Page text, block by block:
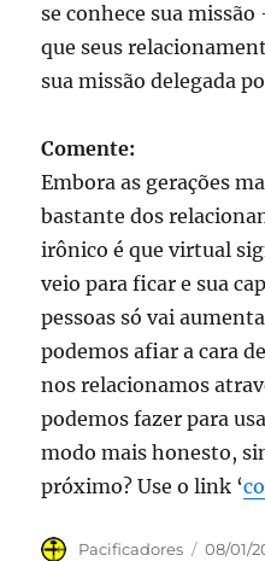
se conhece sua
que seus
sua missão delegada
Comente:
Embora as gerações
bastante dos
irônico é que virtual
veio para ficar e sua
pessoas só vai
podemos afiar a cara
nos relacionamos
podemos fazer para
modo mais honesto,
próximo? Use o link ‘
Autor
Pacificadores 08/01/